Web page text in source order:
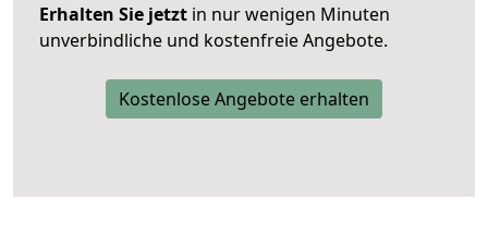
Erhalten Sie jetzt in nur wenigen Minuten
unverbindliche und kostenfreie Angebote.
Kostenlose Angebote erhalten